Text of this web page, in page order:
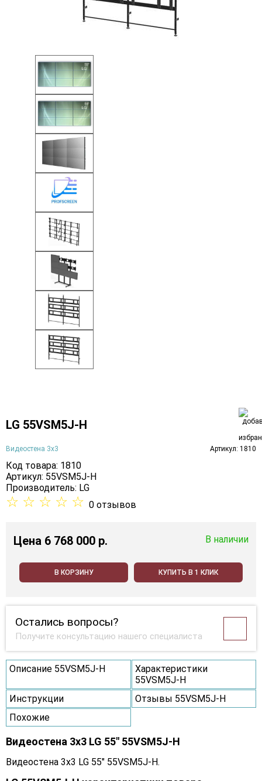
LG 55VSM5J-H
Видеостена 3х3 Артикул: 1810
Код товара: 1810
Артикул: 55VSM5J-H
Производитель: LG
☆ ☆ ☆ ☆ ☆ 0 отзывов
Цена 6 768 000 p. В наличии
В КОРЗИНУ КУПИТЬ В 1 КЛИК
Остались вопросы?
Получите консультацию нашего специалиста
Описание 55VSM5J-H
Характеристики
55VSM5J-H
Инструкции
Отзывы 55VSM5J-H
Похожие
Видеостена 3x3 LG 55" 55VSM5J-H
Видеостена 3x3 LG 55" 55VSM5J-H.